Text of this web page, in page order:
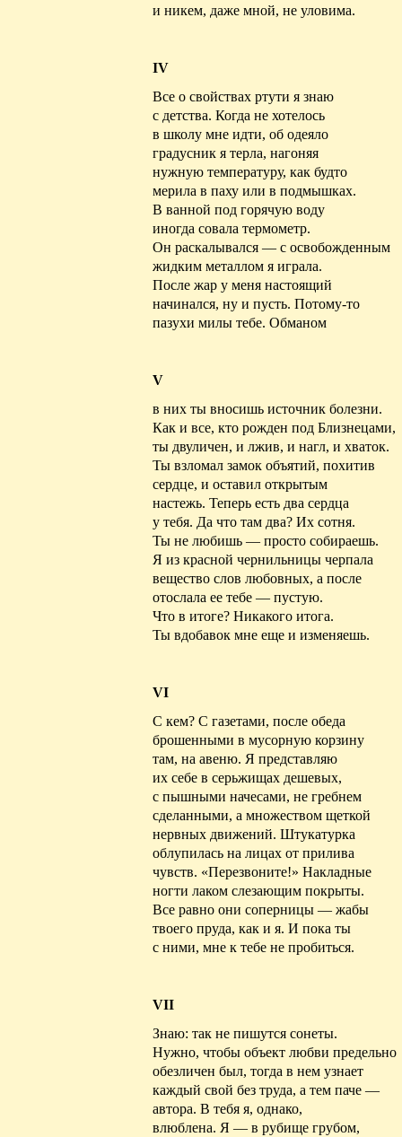
и никем, даже мной, не уловима.
IV
Все о свойствах ртути я знаю
с детства. Когда не хотелось
в школу мне идти, об одеяло
градусник я терла, нагоняя
нужную температуру, как будто
мерила в паху или в подмышках.
В ванной под горячую воду
иногда совала термометр.
Он раскалывался — с освобожденным
жидким металлом я играла.
После жар у меня настоящий
начинался, ну и пусть. Потому-то
пазухи милы тебе. Обманом
V
в них ты вносишь источник болезни.
Как и все, кто рожден под Близнецами,
ты двуличен, и лжив, и нагл, и хваток.
Ты взломал замок объятий, похитив
сердце, и оставил открытым
настежь. Теперь есть два сердца
у тебя. Да что там два? Их сотня.
Ты не любишь — просто собираешь.
Я из красной чернильницы черпала
вещество слов любовных, а после
отослала ее тебе — пустую.
Что в итоге? Никакого итога.
Ты вдобавок мне еще и изменяешь.
VI
С кем? С газетами, после обеда
брошенными в мусорную корзину
там, на авеню. Я представляю
их себе в серьжищах дешевых,
с пышными начесами, не гребнем
сделанными, а множеством щеткой
нервных движений. Штукатурка
облупилась на лицах от прилива
чувств. «Перезвоните!» Накладные
ногти лаком слезающим покрыты.
Все равно они соперницы — жабы
твоего пруда, как и я. И пока ты
с ними, мне к тебе не пробиться.
VII
Знаю: так не пишутся сонеты.
Нужно, чтобы объект любви предельно
обезличен был, тогда в нем узнает
каждый свой без труда, а тем паче —
автора. В тебя я, однако,
влюблена. Я — в рубище грубом,